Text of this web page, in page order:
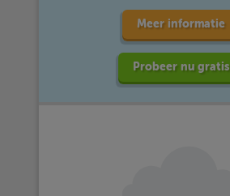
Meer informatie
Probeer nu gratis